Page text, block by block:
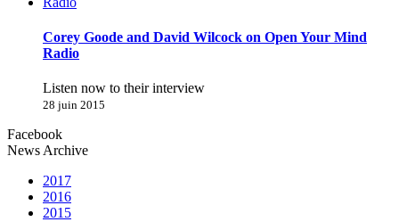
Corey Goode and David Wilcock on Open Your Mind
Radio
Listen now to their interview
28 juin 2015
Facebook
News Archive
2017
2016
2015